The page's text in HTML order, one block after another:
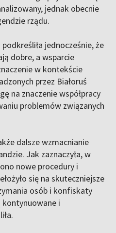
jednak obecnie
rządu.
jednocześnie, że
dobre, a wsparcie
w kontekście
przez Białoruś
na znaczenie współpracy
problemów związanych
dalsze wzmacnianie
Jak zaznaczyła, w
nowe procedury i
się na skuteczniejsze
osób i konfiskaty
kontynuowane i